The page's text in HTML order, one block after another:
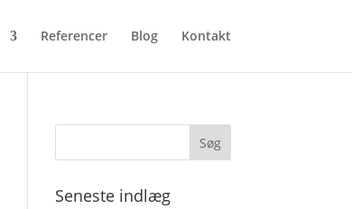
Referencer Blog Kontakt
Seneste indlæg